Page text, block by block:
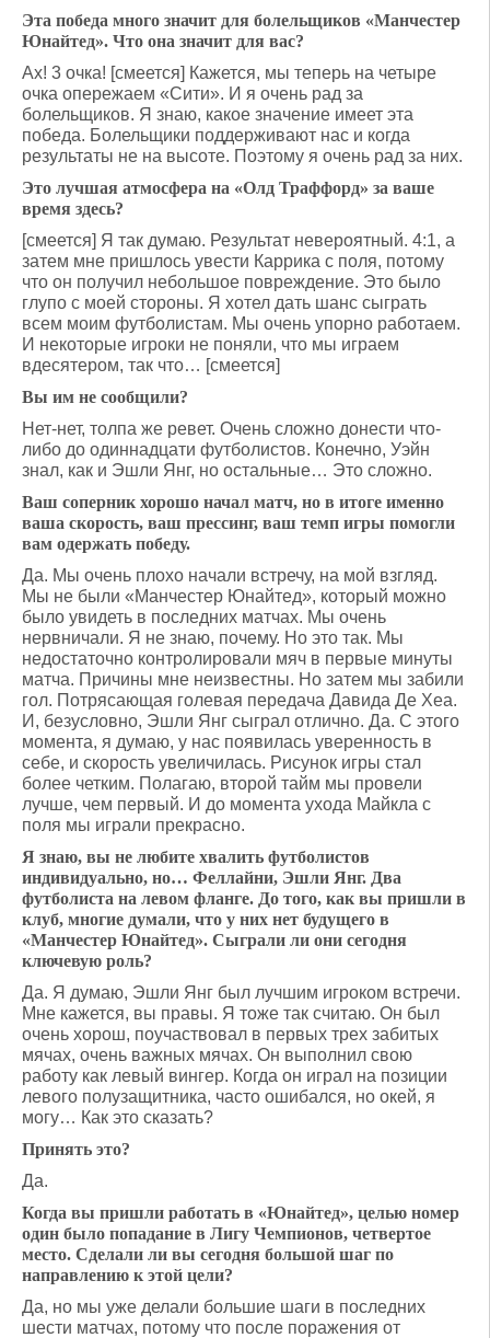
Эта победа много значит для болельщиков «Манчестер
Юнайтед». Что она значит для вас?
Ах! 3 очка! [смеется] Кажется, мы теперь на четыре
очка опережаем «Сити». И я очень рад за
болельщиков. Я знаю, какое значение имеет эта
победа. Болельщики поддерживают нас и когда
результаты не на высоте. Поэтому я очень рад за них.
Это лучшая атмосфера на «Олд Траффорд» за ваше
время здесь?
[смеется] Я так думаю. Результат невероятный. 4:1, а
затем мне пришлось увести Каррика с поля, потому
что он получил небольшое повреждение. Это было
глупо с моей стороны. Я хотел дать шанс сыграть
всем моим футболистам. Мы очень упорно работаем.
И некоторые игроки не поняли, что мы играем
вдесятером, так что… [смеется]
Вы им не сообщили?
Нет-нет, толпа же ревет. Очень сложно донести что-
либо до одиннадцати футболистов. Конечно, Уэйн
знал, как и Эшли Янг, но остальные… Это сложно.
Ваш соперник хорошо начал матч, но в итоге именно
ваша скорость, ваш прессинг, ваш темп игры помогли
вам одержать победу.
Да. Мы очень плохо начали встречу, на мой взгляд.
Мы не были «Манчестер Юнайтед», который можно
было увидеть в последних матчах. Мы очень
нервничали. Я не знаю, почему. Но это так. Мы
недостаточно контролировали мяч в первые минуты
матча. Причины мне неизвестны. Но затем мы забили
гол. Потрясающая голевая передача Давида Де Хеа.
И, безусловно, Эшли Янг сыграл отлично. Да. С этого
момента, я думаю, у нас появилась уверенность в
себе, и скорость увеличилась. Рисунок игры стал
более четким. Полагаю, второй тайм мы провели
лучше, чем первый. И до момента ухода Майкла с
поля мы играли прекрасно.
Я знаю, вы не любите хвалить футболистов
индивидуально, но… Феллайни, Эшли Янг. Два
футболиста на левом фланге. До того, как вы пришли в
клуб, многие думали, что у них нет будущего в
«Манчестер Юнайтед». Сыграли ли они сегодня
ключевую роль?
Да. Я думаю, Эшли Янг был лучшим игроком встречи.
Мне кажется, вы правы. Я тоже так считаю. Он был
очень хорош, поучаствовал в первых трех забитых
мячах, очень важных мячах. Он выполнил свою
работу как левый вингер. Когда он играл на позиции
левого полузащитника, часто ошибался, но окей, я
могу… Как это сказать?
Принять это?
Да.
Когда вы пришли работать в «Юнайтед», целью номер
один было попадание в Лигу Чемпионов, четвертое
место. Сделали ли вы сегодня большой шаг по
направлению к этой цели?
Да, но мы уже делали большие шаги в последних
шести матчах, потому что после поражения от